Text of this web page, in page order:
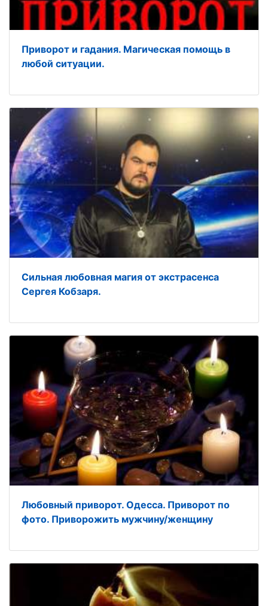
Приворот и гадания. Магическая помощь в
любой ситуации.
Сильная любовная магия от экстрасенса
Сергея Кобзаря.
Любовный приворот. Одесса. Приворот по
фото. Приворожить мужчину/женщину